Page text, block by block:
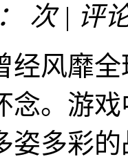
次 | 评
经风靡
念。游
姿多彩